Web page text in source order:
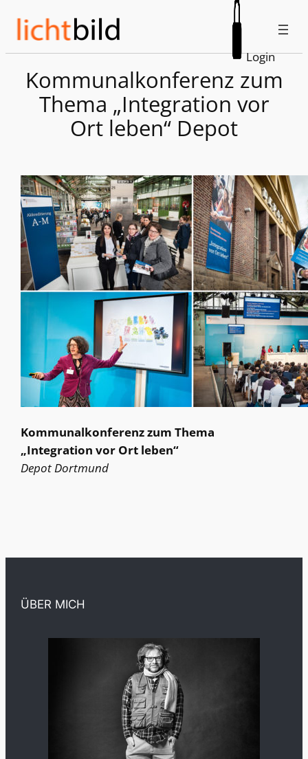
Inhalt
springen
Login
Kommunalkonferenz zum
Thema „Integration vor
Ort leben“ Depot
Kommunalkonferenz zum Thema
„Integration vor Ort leben“
Depot Dortmund
ÜBER MICH